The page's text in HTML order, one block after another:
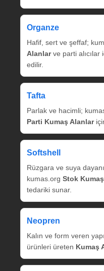
Organze
Hafif, sert ve şeffaf;
Alanlarve parti alıcılar
edilir.
Tafta
Parlak ve hacimli;
Parti Kumaş Alanlar
Softshell
Rüzgara ve suya
kumas.org Stok
tedariki sunar.
Neopren
Kalın ve form veren
ürünleri üreten Kumaş